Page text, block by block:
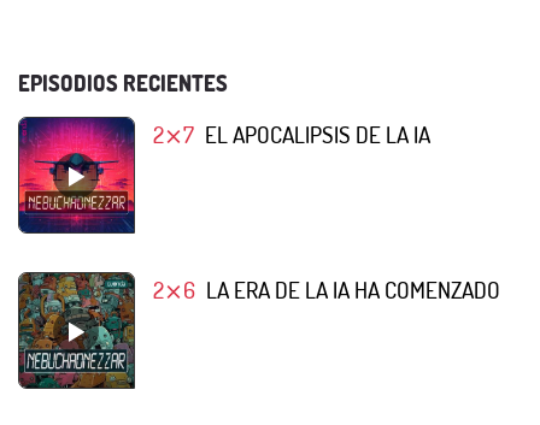
EPISODIOS RECIENTES
2⨯7 EL APOCALIPSIS DE LA IA
2⨯6 LA ERA DE LA IA HA COMENZADO